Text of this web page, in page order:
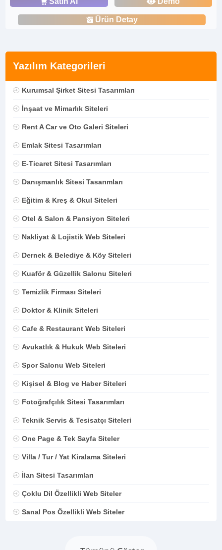
Yazılım Kategorileri
Kurumsal Şirket Sitesi Tasarımları
İnşaat ve Mimarlık Siteleri
Rent A Car ve Oto Galeri Siteleri
Emlak Sitesi Tasarımları
E-Ticaret Sitesi Tasarımları
Danışmanlık Sitesi Tasarımları
Eğitim & Kreş & Okul Siteleri
Otel & Salon & Pansiyon Siteleri
Nakliyat & Lojistik Web Siteleri
Dernek & Belediye & Köy Siteleri
Kuaför & Güzellik Salonu Siteleri
Temizlik Firması Siteleri
Doktor & Klinik Siteleri
Cafe & Restaurant Web Siteleri
Avukatlık & Hukuk Web Siteleri
Spor Salonu Web Siteleri
Kişisel & Blog ve Haber Siteleri
Fotoğrafçılık Sitesi Tasarımları
Teknik Servis & Tesisatçı Siteleri
One Page & Tek Sayfa Siteler
Villa / Tur / Yat Kiralama Siteleri
İlan Sitesi Tasarımları
Çoklu Dil Özellikli Web Siteler
Sanal Pos Özellikli Web Siteler
Ürün Detay